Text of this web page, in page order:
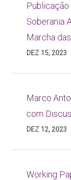
Soberania
Marcha
DEZ 15, 2023
Marco
com
DEZ 12, 2023
Working